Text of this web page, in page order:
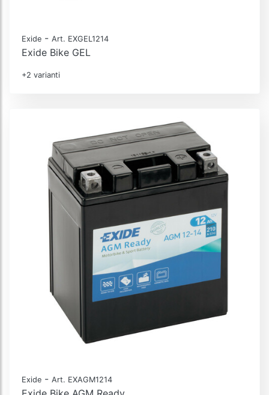
Exide - Art. EXGEL1214
Exide Bike GEL
+2 varianti
Exide - Art. EXAGM1214